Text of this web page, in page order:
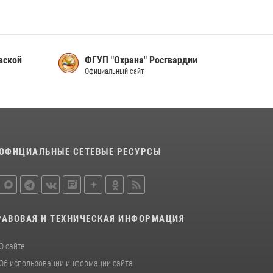
Сотрудники вневедомственной охраны
пообщались с ребятами в летнем лагере
ФГУП "Охрана" Росгвардии
Официальный сайт
СЕТЕВЫЕ РЕСУРСЫ
И ТЕХНИЧЕСКАЯ ИНФОРМАЦИЯ
О сайте
Об использовании информации сайта